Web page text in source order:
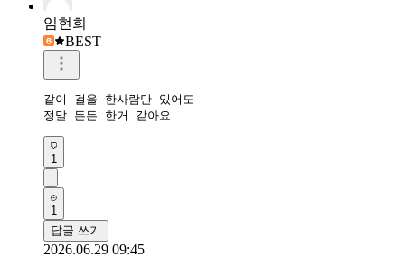
임현희
BEST
같이 걸을 한사람만 있어도
정말 든든 한거 같아요
1
1
답글 쓰기
2026.06.29 09:45